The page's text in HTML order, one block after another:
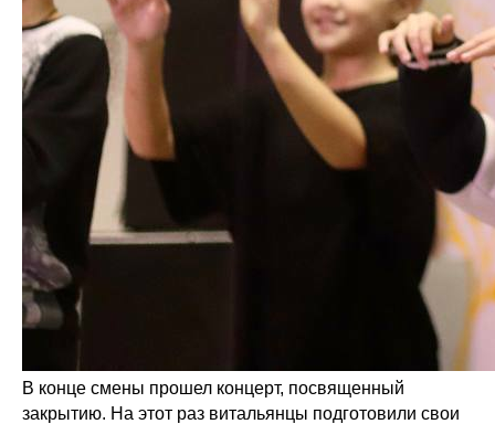
В конце смены прошел концерт, посвященный
закрытию. На этот раз витальянцы подготовили свои